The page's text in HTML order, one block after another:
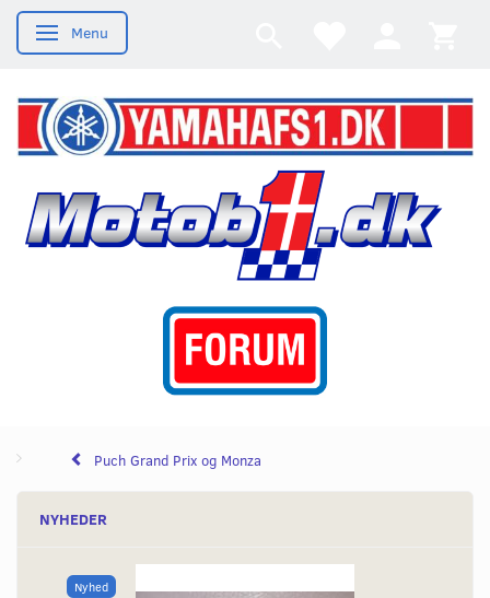
Skifte navigation
Menu
Puch Grand Prix og Monza
NYHEDER
Nyhed